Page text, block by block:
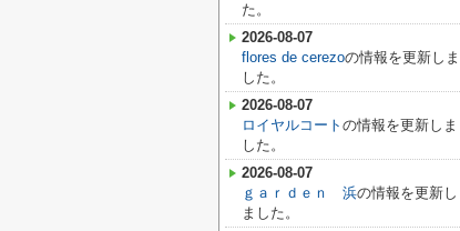
た。
2026-08-07
flores de cerezoの情報を更新しま
した。
2026-08-07
ロイヤルコート の情報を更新しま
した。
2026-08-07
ｇａｒｄｅｎ 浜の情報を更新し
ました。